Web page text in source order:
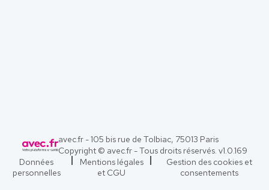
avec.fr - 105 bis rue de Tolbiac, 75013 Paris
Copyright © avec.fr - Tous droits réservés. v1.0.169
Données
personnelles
Mentions légales
et CGU
Gestion des cookies et
consentements